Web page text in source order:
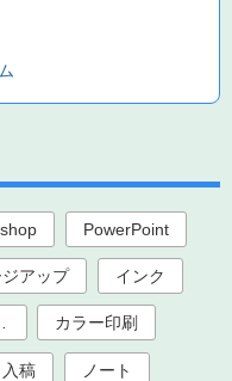
PowerPoint
アップ インク
刷 カラー印刷
稿 ノート